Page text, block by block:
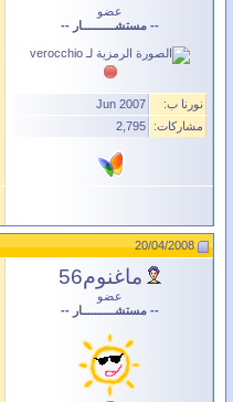
عضو
-- مستشــــــــــار --
نورنا ب:
Jun 2007
مشاركات:
2,795
20/04/2008
ماغنوم56
عضو
-- مستشــــــــــار --